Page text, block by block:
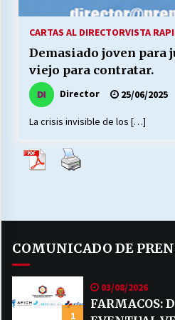
LABORAL:
13/07/2026
25/06/2026
16/06/2026
28/05/2026
CARTAS AL DIRECTORVISTA
Demasiado joven para
viejo para contratar.
Director 25/06/2025
La crisis invisible de los […]
COMUNICADO DE
1
03/08/2026
FARMACOS: